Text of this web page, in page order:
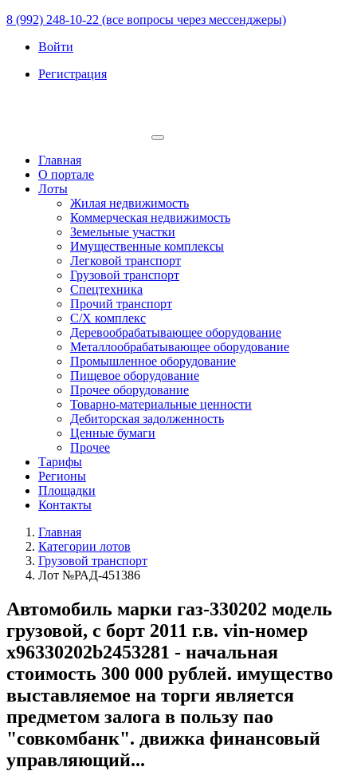
8 (992) 248-10-22 (все вопросы через мессенджеры)
Войти
Регистрация
Главная
О портале
Лоты
Жилая недвижимость
Коммерческая недвижимость
Земельные участки
Имущественные комплексы
Легковой транспорт
Грузовой транспорт
Спецтехника
Прочий транспорт
С/Х комплекс
Деревообрабатывающее оборудование
Металлообрабатывающее оборудование
Промышленное оборудование
Пищевое оборудование
Прочее оборудование
Товарно-материальные ценности
Дебиторская задолженность
Ценные бумаги
Прочее
Тарифы
Регионы
Площадки
Контакты
Главная
Категории лотов
Грузовой транспорт
Лот №РАД-451386
Автомобиль марки газ-330202 модель
грузовой, с борт 2011 г.в. vin-номер
x96330202b2453281 - начальная
стоимость 300 000 рублей. имущество
выставляемое на торги является
предметом залога в пользу пао
"совкомбанк". движка финансовый
управляющий...